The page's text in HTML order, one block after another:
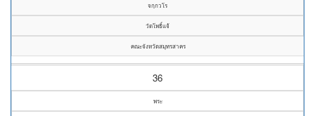
จกฺกวโร
วัดโพธิ์แจ้
คณะจังหวัดสมุทรสาคร
36
พระ